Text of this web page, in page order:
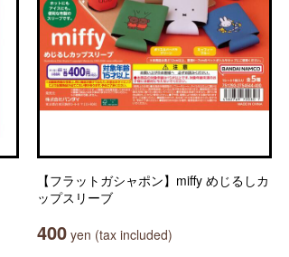
【フラットガシャポン】miffy めじるしカ
ップスリーブ
400 yen (tax included)